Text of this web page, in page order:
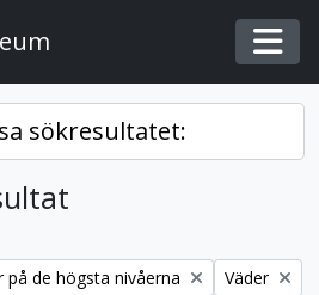
sökresultatet:
på de högsta nivåerna Remove
Väder